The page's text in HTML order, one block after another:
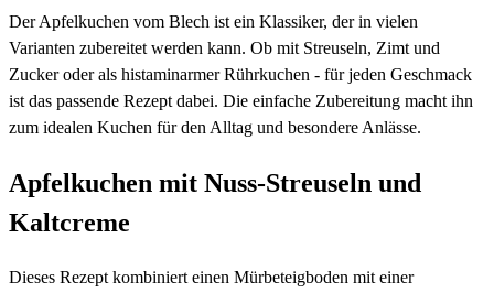
Der Apfelkuchen vom Blech ist ein Klassiker, der in vielen
Varianten zubereitet werden kann. Ob mit Streuseln, Zimt und
Zucker oder als histaminarmer Rührkuchen - für jeden Geschmack
ist das passende Rezept dabei. Die einfache Zubereitung macht ihn
zum idealen Kuchen für den Alltag und besondere Anlässe.
Apfelkuchen mit Nuss-Streuseln und
Kaltcreme
Dieses Rezept kombiniert einen Mürbeteigboden mit einer